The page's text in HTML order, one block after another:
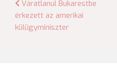
Bejegyzés
navigáció
Váratlanul Bukarestbe
érkezett az amerikai
külügyminiszter